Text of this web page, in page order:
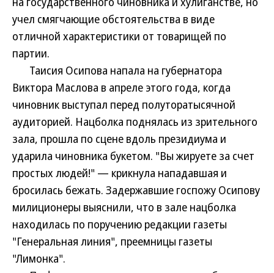
учел смягчающие обстоятельства в виде
отличной характеристики от товарищей по
партии.
Таисия Осипова напала на губернатора
Виктора Маслова в апреле этого года, когда
чиновник выступал перед полуторатысячной
аудиторией. Нацболка поднялась из зрительного
зала, прошла по сцене вдоль президиума и
ударила чиновника букетом. "Вы жируете за счет
простых людей!" — крикнула нападавшая и
бросилась бежать. Задержавшие госпожу Осипову
милиционеры выяснили, что в зале нацболка
находилась по поручению редакции газеты
"Генеральная линия", преемницы газеты
"Лимонка".